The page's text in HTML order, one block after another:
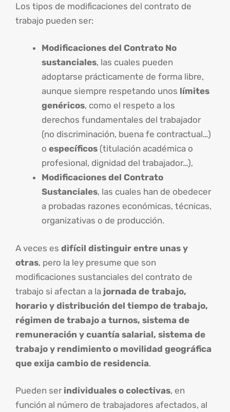
Los tipos de modificaciones del contrato de
trabajo pueden ser:
Modificaciones del Contrato No
sustanciales, las cuales pueden
adoptarse prácticamente de forma libre,
aunque siempre respetando unos límites
genéricos, como el respeto a los
derechos fundamentales del trabajador
(no discriminación, buena fe contractual…)
o específicos (titulación académica o
profesional, dignidad del trabajador…),
Modificaciones del Contrato
Sustanciales, las cuales han de obedecer
a probadas razones económicas, técnicas,
organizativas o de producción.
A veces es difícil distinguir entre unas y
otras, pero la ley presume que son
modificaciones sustanciales del contrato de
trabajo si afectan a la jornada de trabajo,
horario y distribución del tiempo de trabajo,
régimen de trabajo a turnos, sistema de
remuneración y cuantía salarial, sistema de
trabajo y rendimiento o movilidad geográfica
que exija cambio de residencia.
Pueden serindividuales o colectivas, en
función al número de trabajadores afectados, al